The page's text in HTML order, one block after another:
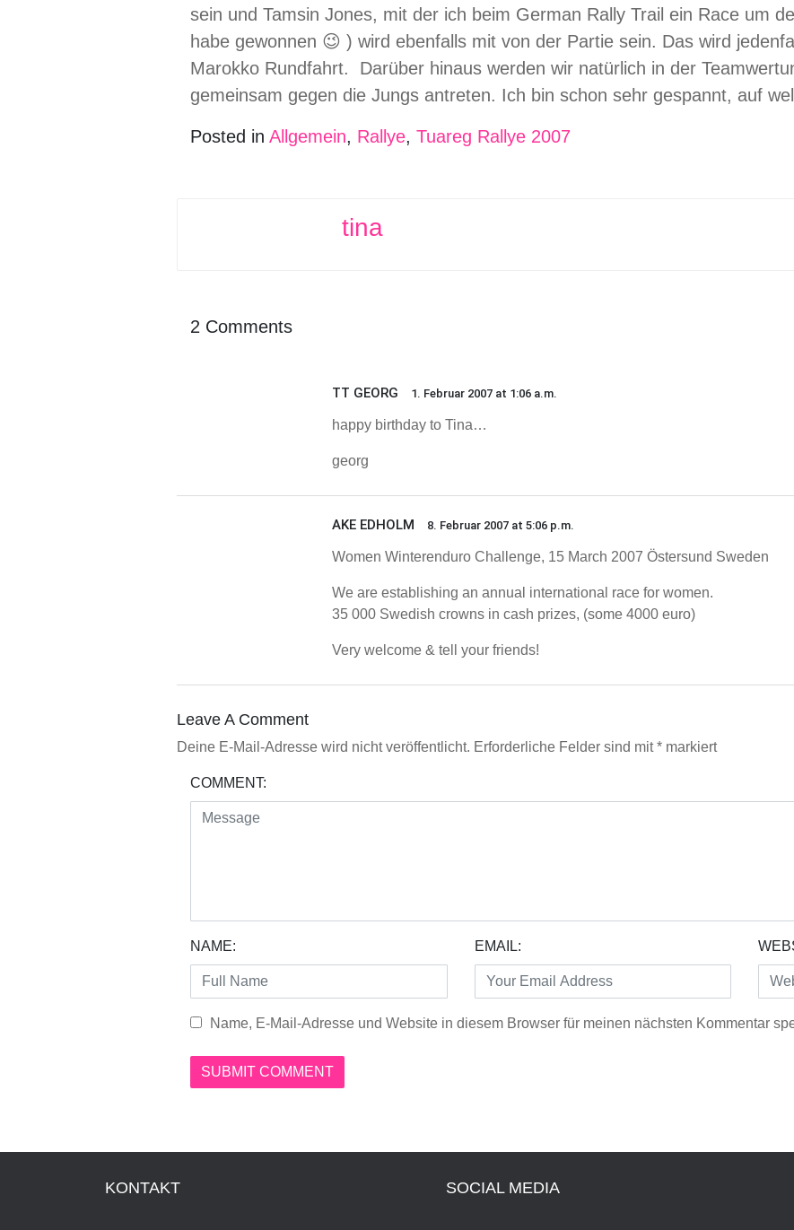
sein und Tamsin Jones, mit der ich beim German Rally Trail ein Race um
habe gewonnen 😉 ) wird ebenfalls mit von der Partie sein. Das wird
Marokko Rundfahrt. Darüber hinaus werden wir natürlich in der
gemeinsam gegen die Jungs antreten. Ich bin schon sehr gespannt, auf
Posted in Allgemein, Rallye, Tuareg Rallye 2007
tina
2 Comments
TT GEORG 1. Februar 2007 at 1:06 a.m.
happy birthday to Tina…
georg
AKE EDHOLM 8. Februar 2007 at 5:06 p.m.
Women Winterenduro Challenge, 15 March 2007 Östersund Sweden
We are establishing an annual international race for women.
35 000 Swedish crowns in cash prizes, (some 4000 euro)
Very welcome & tell your friends!
Leave A Comment
Deine E-Mail-Adresse wird nicht veröffentlicht. Erforderliche Felder sind mit* markiert
COMMENT:
NAME: EMAIL:
Name, E-Mail-Adresse und Website in diesem Browser für meinen nächsten Kommentar
KONTAKT SOCIAL MEDIA